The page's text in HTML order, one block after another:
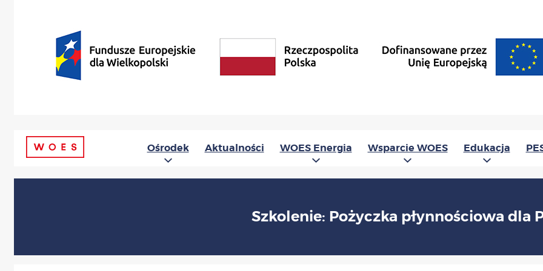
Ośrodek Aktualności WOES Energia Wsparcie WOES Edukacja
Szkolenie: Pożyczka płynnościowa dla